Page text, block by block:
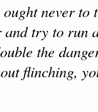
never to
and try to run
the
flinching,